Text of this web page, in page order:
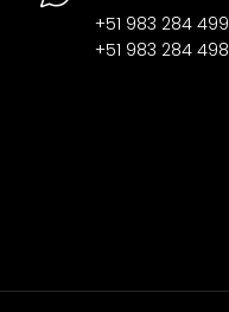
+51 983 284 499
+51 983 284 498